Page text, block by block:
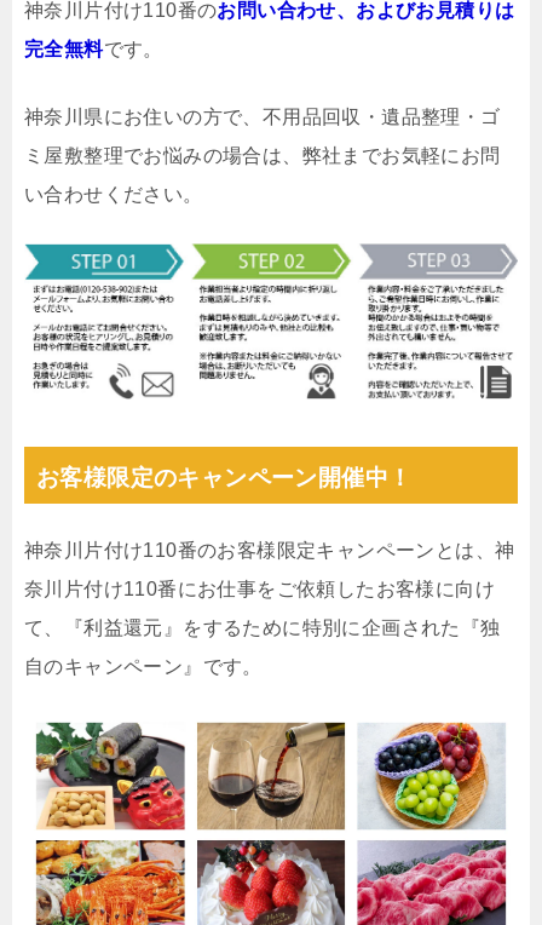
神奈川片付け110番のお問い合わせ、およびお見積りは
完全無料です。
神奈川県にお住いの方で、不用品回収・遺品整理・ゴ
ミ屋敷整理でお悩みの場合は、弊社までお気軽にお問
い合わせください。
お客様限定のキャンペーン開催中！
神奈川片付け110番のお客様限定キャンペーンとは、神
奈川片付け110番にお仕事をご依頼したお客様に向け
て、『利益還元』をするために特別に企画された『独
自のキャンペーン』です。